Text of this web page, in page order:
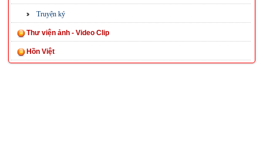
Truyện ký
Thư viện ảnh - Video Clip
Hồn Việt